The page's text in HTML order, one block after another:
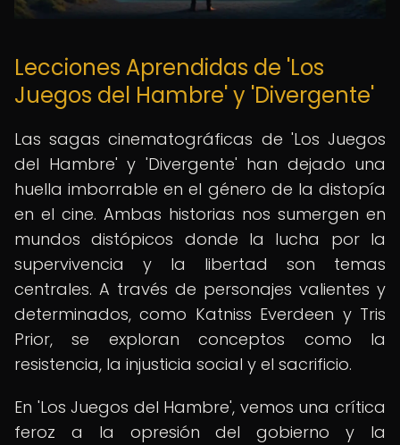
Lecciones Aprendidas de 'Los
Juegos del Hambre' y 'Divergente'
Las sagas cinematográficas de 'Los Juegos
del Hambre' y 'Divergente' han dejado una
huella imborrable en el género de la distopía
en el cine. Ambas historias nos sumergen en
mundos distópicos donde la lucha por la
supervivencia y la libertad son temas
centrales. A través de personajes valientes y
determinados, como Katniss Everdeen y Tris
Prior, se exploran conceptos como la
resistencia, la injusticia social y el sacrificio.
En 'Los Juegos del Hambre', vemos una crítica
feroz a la opresión del gobierno y la